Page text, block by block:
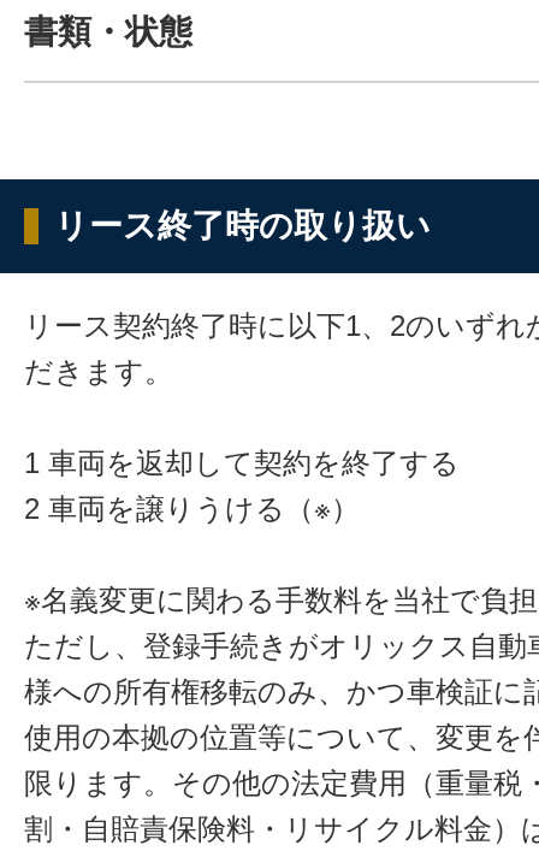
書類・状態
リース終了時の取り扱い
リース契約終了時に以下1、2のいず
だきます。
1 車両を返却して契約を終了する
2 車両を譲りうける（※）
※名義変更に関わる手数料を当社で負
ただし、登録手続きがオリックス自動
様への所有権移転のみ、かつ車検証に
使用の本拠の位置等について、変更を
限ります。その他の法定費用（重量税
割・自賠責保険料・リサイクル料金）